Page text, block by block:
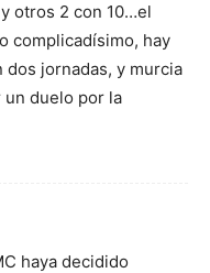
otros 2 con 10…el
complicadísimo, hay
dos jornadas, y murcia
un duelo por la
haya decidido